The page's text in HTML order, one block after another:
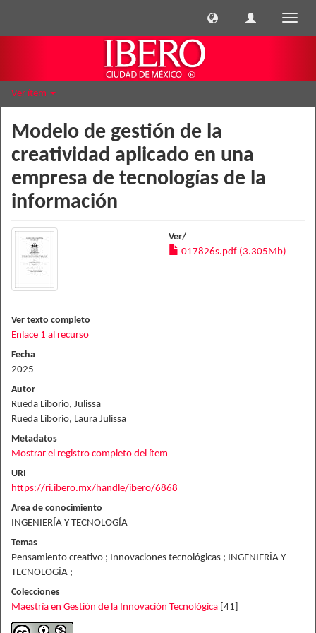
Ver ítem
Modelo de gestión de la
creatividad aplicado en una
empresa de tecnologías de la
información
Ver/
017826s.pdf (3.305Mb)
Ver texto completo
Enlace 1 al recurso
Fecha
2025
Autor
Rueda Liborio, Julissa
Rueda Liborio, Laura Julissa
Metadatos
Mostrar el registro completo del ítem
URI
https://ri.ibero.mx/handle/ibero/6868
Area de conocimiento
INGENIERÍA Y TECNOLOGÍA
Temas
Pensamiento creativo ; Innovaciones tecnológicas ; INGENIERÍA Y
TECNOLOGÍA ;
Colecciones
Maestría en Gestión de la Innovación Tecnológica [41]